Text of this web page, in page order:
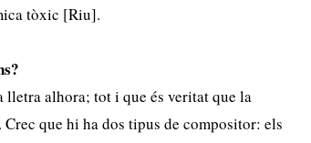
tòxic [Riu].
alhora; tot i que és veritat que la
que hi ha dos tipus de compositor: els